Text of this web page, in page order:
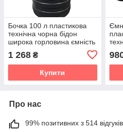
Бочка 100 л пластикова
технічна чорна бідон
широка горловина ємність
1 268 ₴
Купити
Про нас
99% позитивних з 514